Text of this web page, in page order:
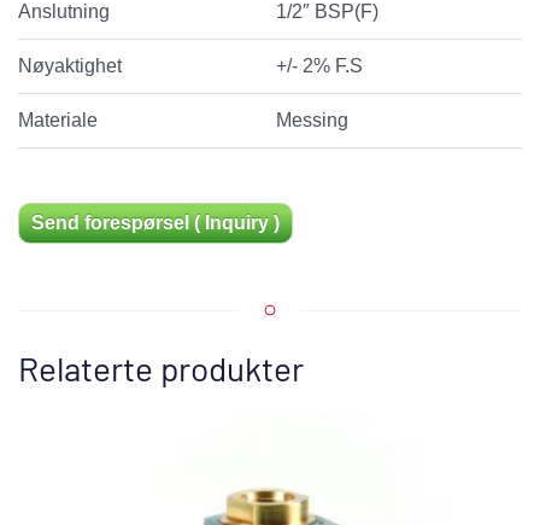
Anslutning 1/2″ BSP(F)
Nøyaktighet +/- 2% F.S
Materiale Messing
Send forespørsel ( Inquiry )
Relaterte produkter